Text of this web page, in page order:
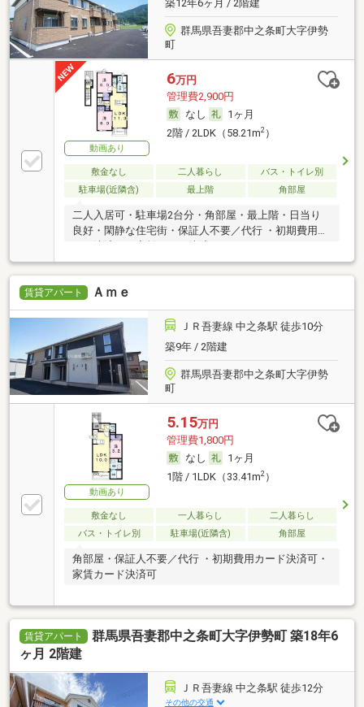
築12年6ヶ月 / 2階建
群馬県吾妻郡中之条町大字伊勢
町
動画あり
6万円
管理費2,900円
なし
1ヶ月
2階 / 2LDK（58.21m2）
敷金なし 二人暮らし
バス・トイレ別
駐車場(近隣含)
最上階 角部屋
二人入居可・駐車場2台分・角部屋・最上階・日当り
良好・閑静な住宅街・保証人不要／代行 ・初期費用カ
ード決済可・家賃カード決済可
賃貸アパート Ａｍｅ
ＪＲ吾妻線 中之条駅 徒歩10分
築9年 / 2階建
群馬県吾妻郡中之条町大字伊勢
町
動画あり
5.15万円
管理費1,800円
なし
1ヶ月
1階 / 1LDK（33.41m2）
敷金なし 一人暮らし
二人暮らし
バス・トイレ別
駐車場(近隣含) 角部屋
角部屋・保証人不要／代行 ・初期費用カード決済可・
家賃カード決済可
賃貸アパート
群馬県吾妻郡中之条町大字伊勢町 築18年6
ヶ月 2階建
ＪＲ吾妻線 中之条駅 徒歩12分
その他の交通